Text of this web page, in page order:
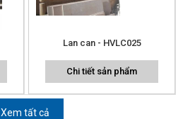
Lan can - HVLC025
Chi tiết sản phẩm
Xem tất cả